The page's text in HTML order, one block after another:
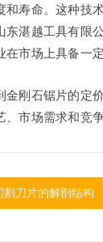
寿命。这种技
东湛越工具有限
市场上具备一
金刚石锯片的定
市场需求和竞
刀片的解剖结构